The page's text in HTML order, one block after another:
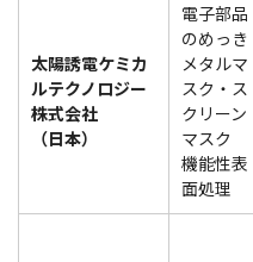
太陽誘電ケミカ
ルテクノロジー
株式会社
（日本）
電子部品
のめっき
メタルマ
スク・ス
クリーン
マスク
機能性表
面処理